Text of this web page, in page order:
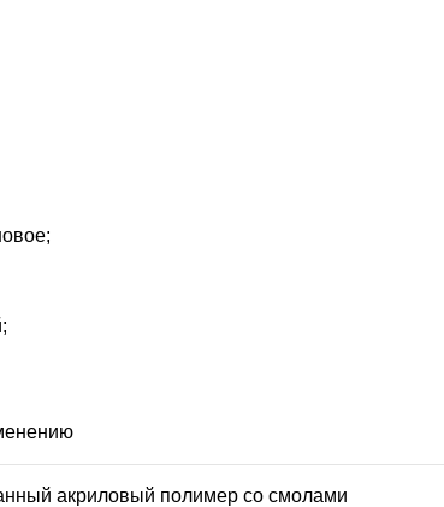
акриловый полимер со смолами